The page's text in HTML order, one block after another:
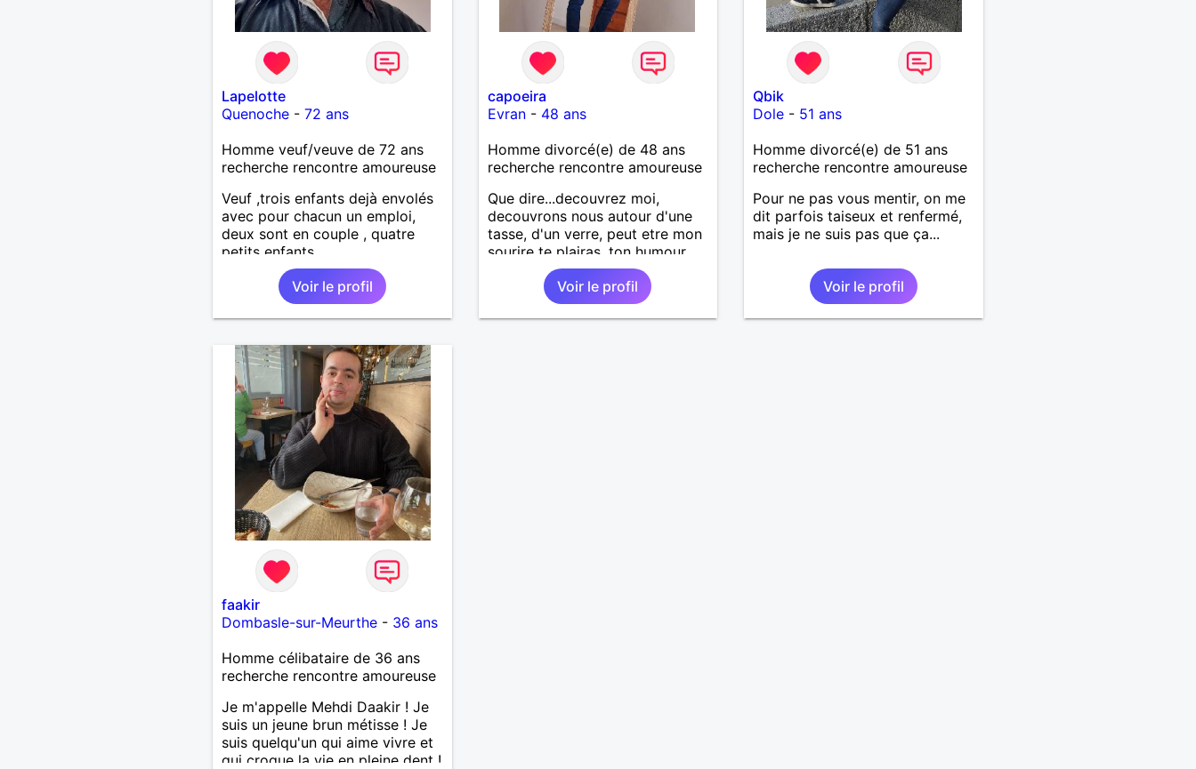
Lapelotte
Quenoche- 72 ans
Homme veuf/veuve de 72 ans
recherche rencontre amoureuse
Veuf ,trois enfants dejà envolés
avec pour chacun un emploi,
deux sont en couple , quatre
petits enfants.
Voir le profil
capoeira
Evran- 48 ans
Homme divorcé(e) de 48 ans
recherche rencontre amoureuse
Que dire...decouvrez moi,
decouvrons nous autour d'une
tasse, d'un verre, peut etre mon
sourire te plairas, ton humour
me fera pouffer.. en tout cas on
a tout a gagner.Voir le profil
Qbik
Dole - 51 ans
Homme divorcé(e) de 51 ans
recherche rencontre amoureuse
Pour ne pas vous mentir, on me
dit parfois taiseux et renfermé,
mais je ne suis pas que ça...
Voir le profil
faakir
Dombasle-sur-Meurthe- 36 ans
Homme célibataire de 36 ans
recherche rencontre amoureuse
Je m'appelle Mehdi Daakir ! Je
suis un jeune brun métisse ! Je
suis quelqu'un qui aime vivre et
qui croque la vie en pleine dent !